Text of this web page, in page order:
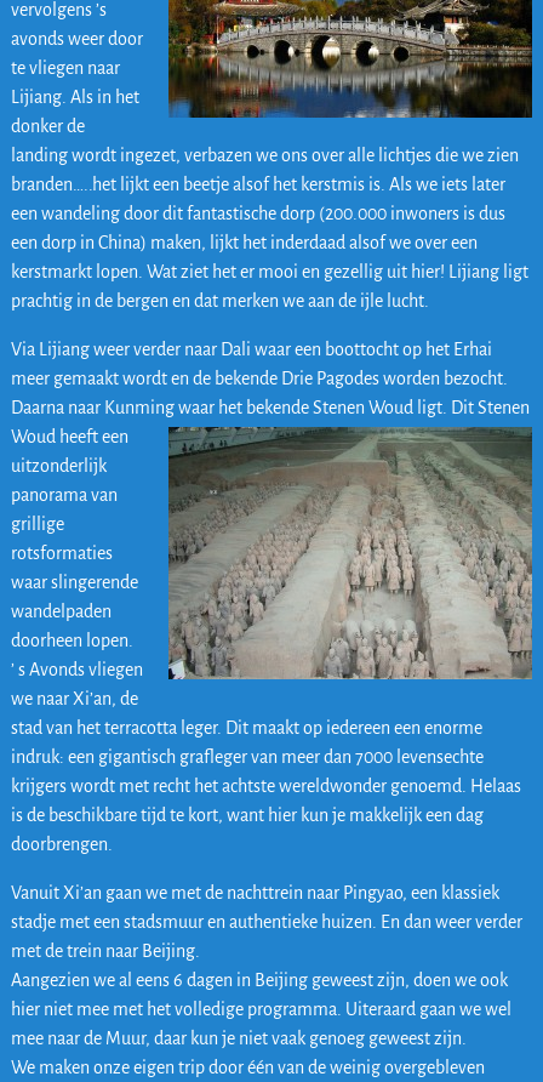
vervolgens ’s
avonds weer door
te vliegen naar
Lijiang. Als in het
donker de
landing wordt ingezet, verbazen we ons over alle lichtjes die we zien
branden…..het lijkt een beetje alsof het kerstmis is. Als we iets later
een wandeling door dit fantastische dorp (200.000 inwoners is dus
een dorp in China) maken, lijkt het inderdaad alsof we over een
kerstmarkt lopen. Wat ziet het er mooi en gezellig uit hier! Lijiang ligt
prachtig in de bergen en dat merken we aan de ijle lucht.
Via Lijiang weer verder naar Dali waar een boottocht op het Erhai
meer gemaakt wordt en de bekende Drie Pagodes worden bezocht.
Daarna naar Kunming waar het bekende Stenen Woud ligt. Dit Stenen
Woud heeft een
uitzonderlijk
panorama van
grillige
rotsformaties
waar slingerende
wandelpaden
doorheen lopen.
’ s Avonds vliegen
we naar Xi’an, de
stad van het terracotta leger. Dit maakt op iedereen een enorme
indruk: een gigantisch grafleger van meer dan 7000 levensechte
krijgers wordt met recht het achtste wereldwonder genoemd. Helaas
is de beschikbare tijd te kort, want hier kun je makkelijk een dag
doorbrengen.
Vanuit Xi’an gaan we met de nachttrein naar Pingyao, een klassiek
stadje met een stadsmuur en authentieke huizen. En dan weer verder
met de trein naar Beijing.
Aangezien we al eens 6 dagen in Beijing geweest zijn, doen we ook
hier niet mee met het volledige programma. Uiteraard gaan we wel
mee naar de Muur, daar kun je niet vaak genoeg geweest zijn.
We maken onze eigen trip door één van de weinig overgebleven